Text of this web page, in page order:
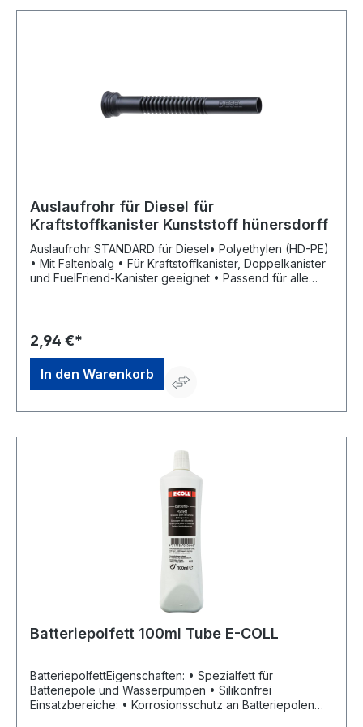
Auslaufrohr für Diesel für
Kraftstoffkanister Kunststoff hünersdorff
Auslaufrohr STANDARD für Diesel• Polyethylen (HD-PE)
• Mit Faltenbalg • Für Kraftstoffkanister, Doppelkanister
und FuelFriend-Kanister geeignet • Passend für alle
info@huenersdorff.de
2,94 €*
In den Warenkorb
Batteriepolfett 100ml Tube E-COLL
BatteriepolfettEigenschaften: • Spezialfett für
Batteriepole und Wasserpumpen • Silikonfrei
Einsatzbereiche: • Korrosionsschutz an Batteriepolen